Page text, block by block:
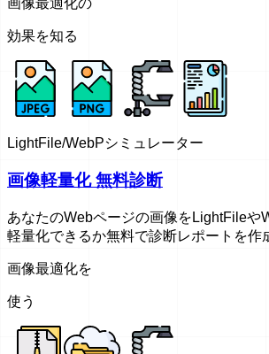
効果を知る
LightFile/WebPシミュレーター
画像軽量化 無料診断
あなたのWebページの画像をLightFileや
軽量化できるか無料で診断レポートを作
画像最適化を
使う